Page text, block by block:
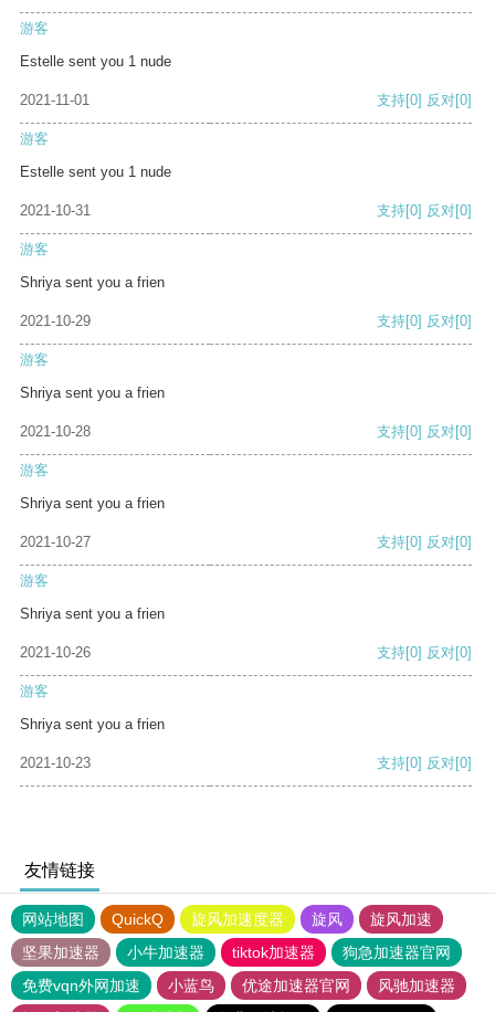
游客
Estelle sent you 1 nude
2021-11-01 支持[0] 反对[0]
游客
Estelle sent you 1 nude
2021-10-31 支持[0] 反对[0]
游客
Shriya sent you a frien
2021-10-29 支持[0] 反对[0]
游客
Shriya sent you a frien
2021-10-28 支持[0] 反对[0]
游客
Shriya sent you a frien
2021-10-27 支持[0] 反对[0]
游客
Shriya sent you a frien
2021-10-26 支持[0] 反对[0]
游客
Shriya sent you a frien
2021-10-23 支持[0] 反对[0]
友情链接
网站地图 QuickQ 旋风加速度器 旋风
旋风加速
坚果加速器
小牛加速器 tiktok加速器
狗急加速器官网
免费vqn外网加速
小蓝鸟 优途加速器官网
风驰加速器